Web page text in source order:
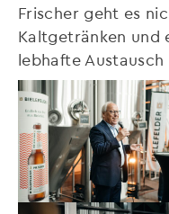
Frischer geht es
Kaltgetränken und
lebhafte